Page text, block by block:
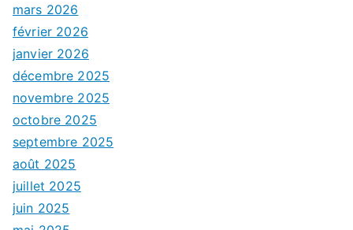
mars 2026
février 2026
janvier 2026
décembre 2025
novembre 2025
octobre 2025
septembre 2025
août 2025
juillet 2025
juin 2025